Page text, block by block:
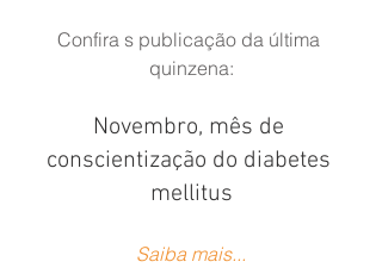
Confira s publicação da última
quinzena:
Novembro, mês de
conscientização do diabetes
mellitus
Saiba mais...